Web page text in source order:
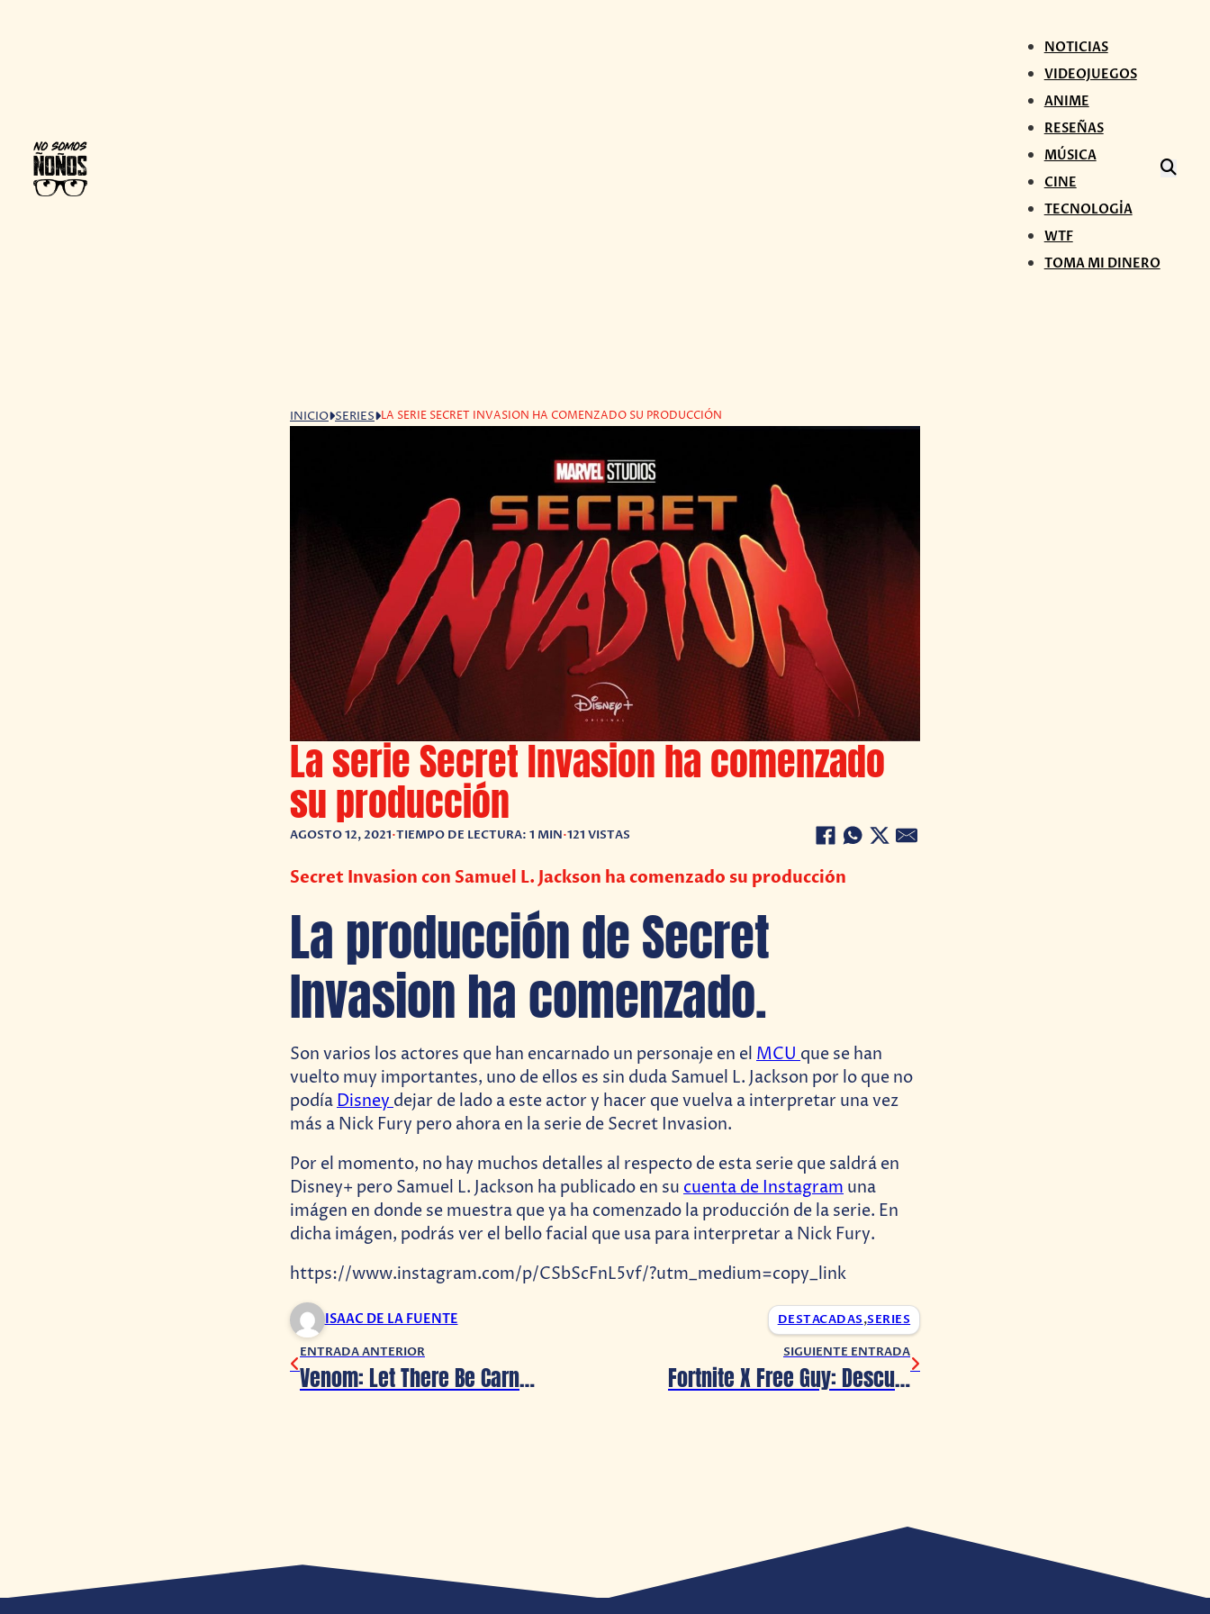
NOTICIAS
VIDEOJUEGOS
ANIME
RESEÑAS
MÚSICA
CINE
TECNOLOGÍA
WTF
TOMA MI DINERO
INICIO SERIES LA SERIE SECRET INVASION HA COMENZADO SU PRODUCCIÓN
La serie Secret Invasion ha comenzado
su producción
AGOSTO 12, 2021•TIEMPO DE LECTURA: 1 MIN•121 VISTAS
Secret Invasion con Samuel L. Jackson ha comenzado su producción
La producción de Secret
Invasion ha comenzado.
Son varios los actores que han encarnado un personaje en el MCUque se han
vuelto muy importantes, uno de ellos es sin duda Samuel L. Jackson por lo que no
podíaDisneydejar de lado a este actor y hacer que vuelva a interpretar una vez
más a Nick Fury pero ahora en la serie de Secret Invasion.
Por el momento, no hay muchos detalles al respecto de esta serie que saldrá en
Disney+ pero Samuel L. Jackson ha publicado en su cuenta de Instagram una
imágen en donde se muestra que ya ha comenzado la producción de la serie. En
dicha imágen, podrás ver el bello facial que usa para interpretar a Nick Fury.
https://www.instagram.com/p/CSbScFnL5vf/?utm_medium=copy_link
ISAAC DE LA FUENTE DESTACADAS,SERIES
ENTRADA ANTERIOR
Venom: Let There Be Carnage se retrasa pero si saldrá este 2021
SIGUIENTE ENTRADA
Fortnite X Free Guy: Descubre cómo conseguir la skin de «El Rudo»